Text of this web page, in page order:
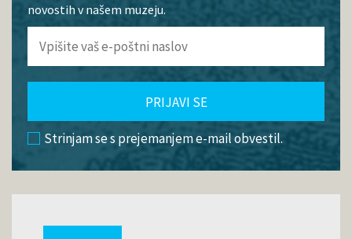
novostih v našem muzeju.
PRIJAVI SE
Strinjam se s prejemanjem e-mail obvestil.